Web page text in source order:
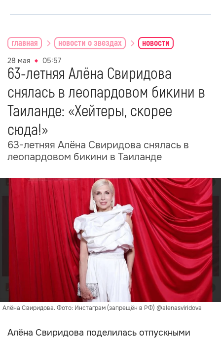
главная новости о звездах новости
28 мая 05:57
63-летняя Алёна Свиридова
снялась в леопардовом бикини в
Таиланде: «Хейтеры, скорее
сюда!»
63-летняя Алёна Свиридова снялась в
леопардовом бикини в Таиланде
Алёна Свиридова. Фото: Инстаграм (запрещён в РФ) @alenasviridova
Алёна Свиридова поделилась отпускными